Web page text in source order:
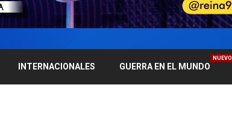
INTERNACIONALES GUERRA EN EL MUNDO
NUEVO